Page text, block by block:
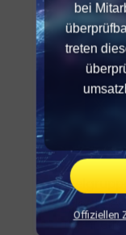
Alle
mehr
bei
treten
Offiziellen